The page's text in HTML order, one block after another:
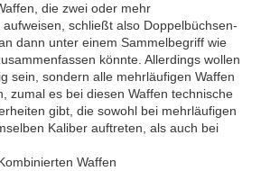
die zwei oder mehr
schließt also Doppelbüchsen-
dann unter einem Sammelbegriff wie
könnte. Allerdings wollen
sein, sondern alle mehrläufigen Waffen
zumal es bei diesen Waffen technische
gibt, die sowohl bei mehrläufigen
Kaliber auftreten, als auch bei
Waffen